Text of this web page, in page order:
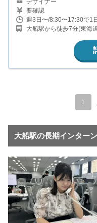
デザイナー
要確認
週3日〜/8:30〜17:30で1
大船駅から徒歩7分(東海
1
大船駅の長期インター